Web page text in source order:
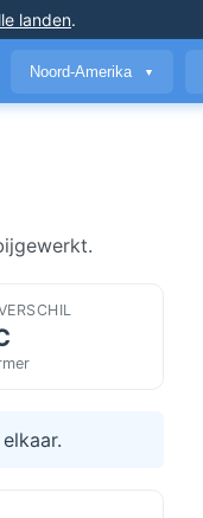
landen.
Noord-Amerika ▼